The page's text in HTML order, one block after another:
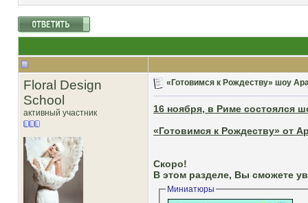
Floral Design
School
активный участник
«Готовимся к Рождеству» шоу
16 ноября, в Риме состоялся
«Готовимся к Рождеству» от
Скоро!
В этом разделе, Вы сможете
Миниатюры